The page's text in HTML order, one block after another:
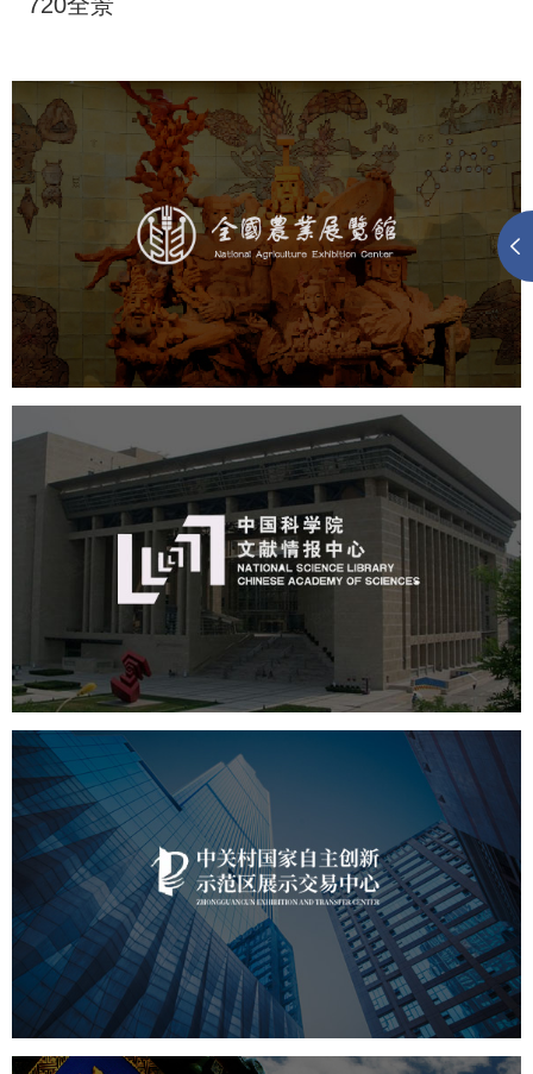
农业展览馆
文化艺术 展馆网站建设
博物馆展厅设计
数字博物馆建设
展厅空间设计
企业展厅设计
公司展厅设计
北京展厅设计 产品展厅设计
中国科学院文献情报中心
网站建设 虚拟展厅
数字博物馆建设
展厅空间设计
产品展厅设计
中关村国家自主展示中心
文化艺术 展馆网站建设
博物馆展厅设计
数字博物馆建设
展厅空间设计
北京展厅设计
产品展厅设计
企业展厅设计 公司展厅设计